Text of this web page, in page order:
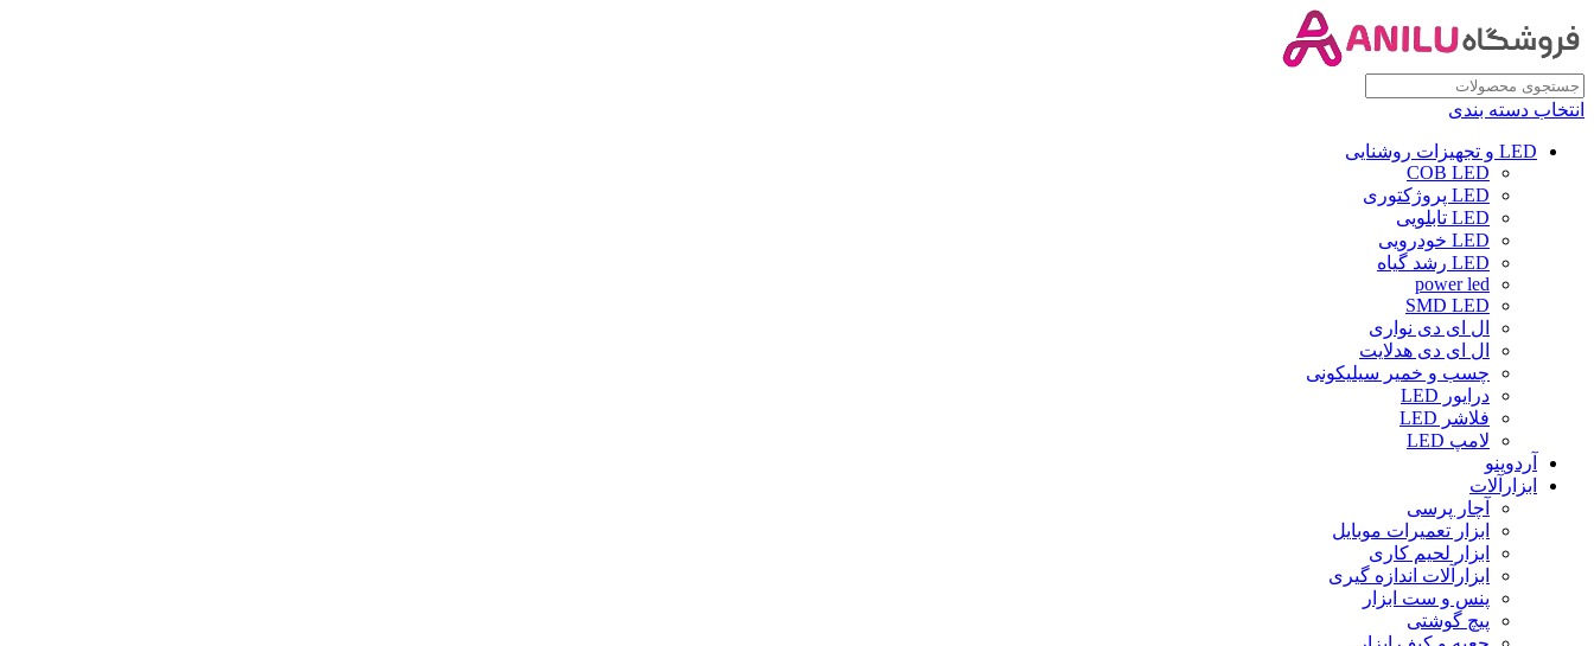
انتخاب دسته بندی
LED و تجهیزات روشنایی
COB LED
LED پروژکتوری
LED تابلویی
LED خودرویی
LED رشد گیاه
power led
SMD LED
ال ای دی نواری
ال ای دی هدلایت
چسب و خمیر سیلیکونی
درایور LED
فلاشر LED
لامپ LED
آردوینو
ابزارآلات
آچار پرسی
ابزار تعمیرات موبایل
ابزار لحیم کاری
ابزارآلات اندازه گیری
پنس و ست ابزار
پیچ گوشتی